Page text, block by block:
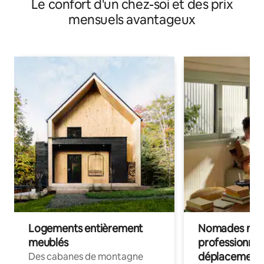
Le confort d'un chez-soi et des prix
mensuels avantageux
Logements entièrement
meublés
Des cabanes de montagne
Nomades
déplacement